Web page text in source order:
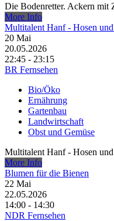
Die Bodenretter. Ackern mit
More Info
Multitalent Hanf - Hosen
20 Mai
20.05.2026
22:45 - 23:15
BR Fernsehen
Bio/Öko
Ernährung
Gartenbau
Landwirtschaft
Obst und Gemüse
Multitalent Hanf - Hosen
More Info
Blumen für die Bienen
22 Mai
22.05.2026
14:00 - 14:30
NDR Fernsehen